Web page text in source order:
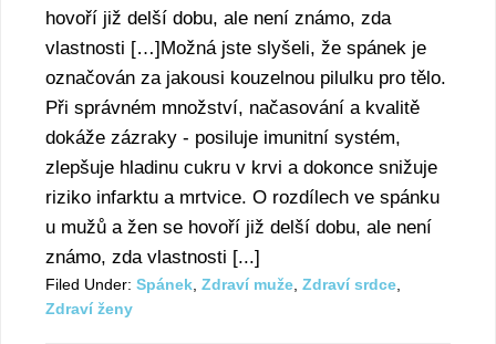
hovoří již delší dobu, ale není známo, zda
vlastnosti […]Možná jste slyšeli, že spánek je
označován za jakousi kouzelnou pilulku pro tělo.
Při správném množství, načasování a kvalitě
dokáže zázraky - posiluje imunitní systém,
zlepšuje hladinu cukru v krvi a dokonce snižuje
riziko infarktu a mrtvice. O rozdílech ve spánku
u mužů a žen se hovoří již delší dobu, ale není
známo, zda vlastnosti [...]
Filed Under: Spánek Zdraví muže Zdraví srdce
Zdraví ženy